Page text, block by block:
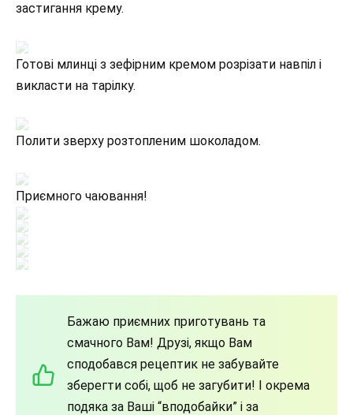
застигання крему.
Готові млинці з зефірним кремом розрізати навпіл і
викласти на тарілку.
Полити зверху розтопленим шоколадом.
Приємного чаювання!
Бажаю приємних приготувань та
смачного Вам! Друзі, якщо Вам
сподобався рецептик не забувайте
зберегти собі, щоб не загубити! І окрема
подяка за Ваші “вподобайки” і за